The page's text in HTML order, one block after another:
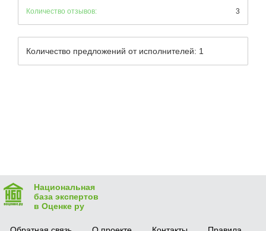
Количество отзывов:
3
Количество предложений от исполнителей: 1
Национальная
база экспертов
в Оценке ру